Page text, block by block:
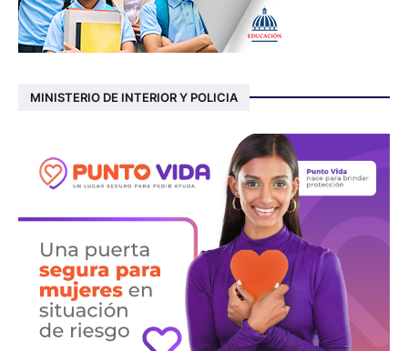
MINISTERIO DE INTERIOR Y POLICIA